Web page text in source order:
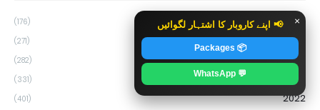
× 📢 اپنے کاروبار کا اشتہار لگوائیں
📦 Packages
💬 WhatsApp
2026
(176)
2025
(271)
2024
(282)
2023
(331)
2022
(401)